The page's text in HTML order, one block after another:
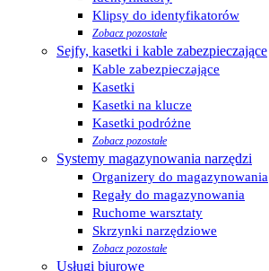
Klipsy do identyfikatorów
Zobacz pozostałe
Sejfy, kasetki i kable zabezpieczające
Kable zabezpieczające
Kasetki
Kasetki na klucze
Kasetki podróżne
Zobacz pozostałe
Systemy magazynowania narzędzi
Organizery do magazynowania
Regały do magazynowania
Ruchome warsztaty
Skrzynki narzędziowe
Zobacz pozostałe
Usługi biurowe